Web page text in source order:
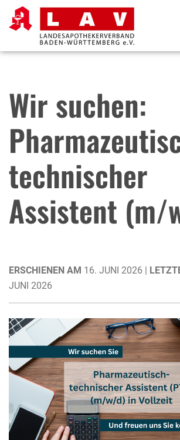
Wir suchen:
technischer
Assistent (m/
ERSCHIENEN AM 16. JUNI 2026 |
JUNI 2026